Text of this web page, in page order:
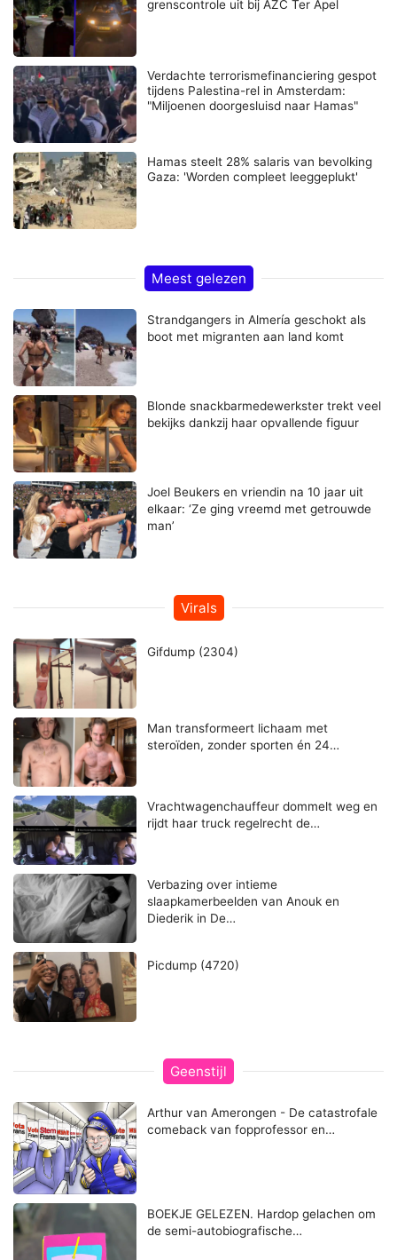
grenscontrole uit bij AZC Ter Apel
Verdachte terrorismefinanciering gespot
tijdens Palestina-rel in Amsterdam:
"Miljoenen doorgesluisd naar Hamas"
Hamas steelt 28% salaris van bevolking
Gaza: 'Worden compleet leeggeplukt'
Meest gelezen
Strandgangers in Almería geschokt als
boot met migranten aan land komt
Blonde snackbarmedewerkster trekt veel
bekijks dankzij haar opvallende figuur
Joel Beukers en vriendin na 10 jaar uit
elkaar: ‘Ze ging vreemd met getrouwde
man’
Virals
Gifdump (2304)
Man transformeert lichaam met
steroïden, zonder sporten én 24…
Vrachtwagenchauffeur dommelt weg en
rijdt haar truck regelrecht de…
Verbazing over intieme
slaapkamerbeelden van Anouk en
Diederik in De…
Picdump (4720)
Geenstijl
Arthur van Amerongen - De catastrofale
comeback van fopprofessor en…
BOEKJE GELEZEN. Hardop gelachen om
de semi-autobiografische…